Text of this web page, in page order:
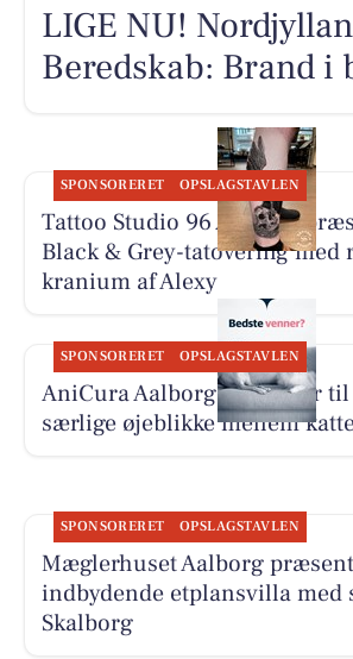
LIGE NU!
Beredskab: Brand i
SPONSORERET OPSLAGSTAVLEN
Tattoo Studio 96 Aalborg
Black & Grey-tatovering med
kranium af Alexy
SPONSORERET OPSLAGSTAVLEN
AniCura Aalborg opfordrer til
særlige øjeblikke mellem
SPONSORERET OPSLAGSTAVLEN
Mæglerhuset Aalborg
indbydende etplansvilla med
Skalborg